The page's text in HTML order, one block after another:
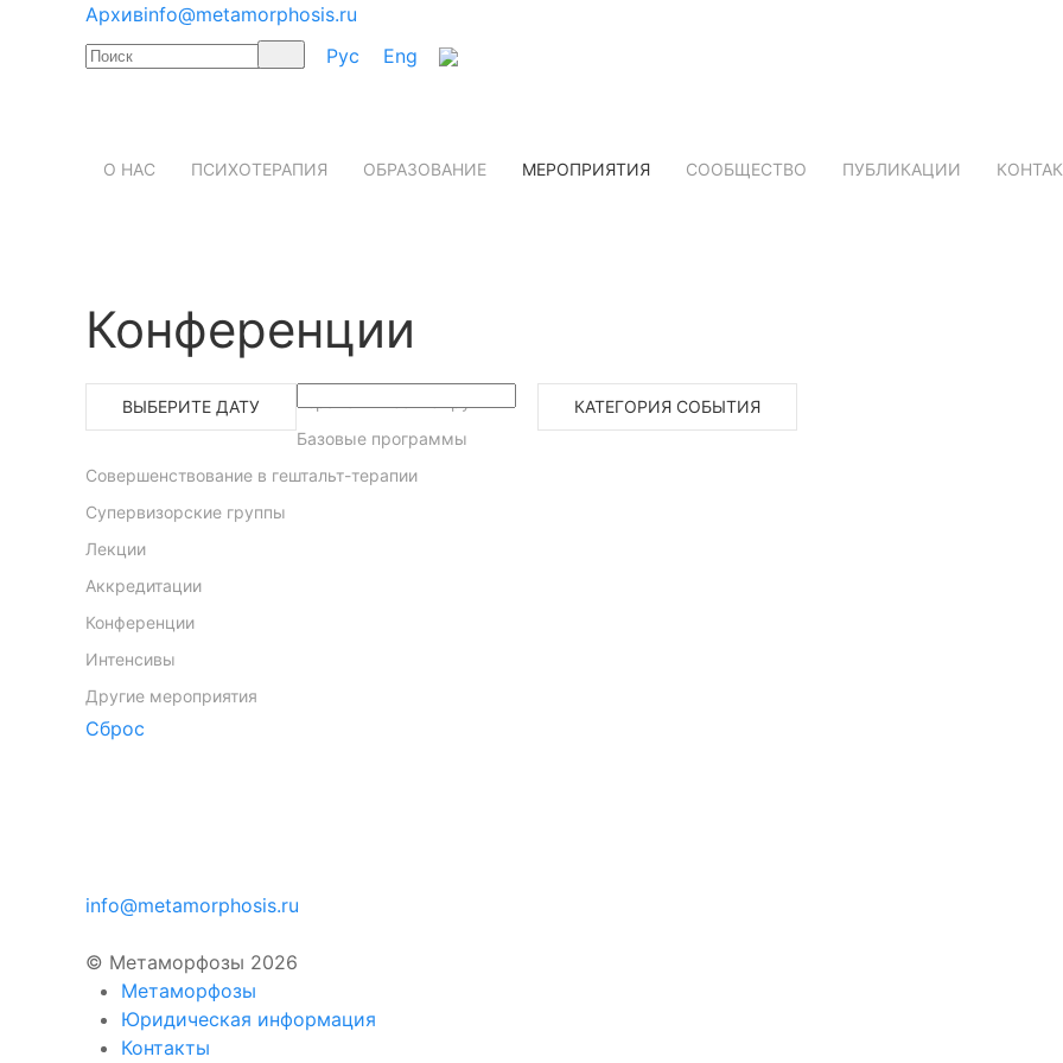
Архивinfo@metamorphosis.ru
Рус
Eng
О НАС ПСИХОТЕРАПИЯ ОБРАЗОВАНИЕ МЕРОПРИЯТИЯ СООБЩЕСТВО ПУБЛИКАЦИИ
Конференции
ВЫБЕРИТЕ ДАТУ КАТЕГОРИЯ СОБЫТИЯ
Базовые программы
Совершенствование в гештальт-терапии
Супервизорские группы
Лекции
Аккредитации
Конференции
Интенсивы
Другие мероприятия
Сброс
info@metamorphosis.ru
© Метаморфозы 2026
Метаморфозы
Юридическая информация
Контакты